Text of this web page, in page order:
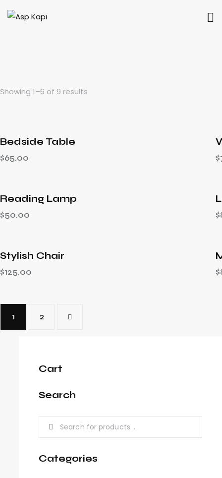
Showing 1–6 of 9 results
Bedside Table
$65.00 $
Reading Lamp
$50.00 $
Stylish Chair
$125.00 $
1 2
Cart
Search
Categories